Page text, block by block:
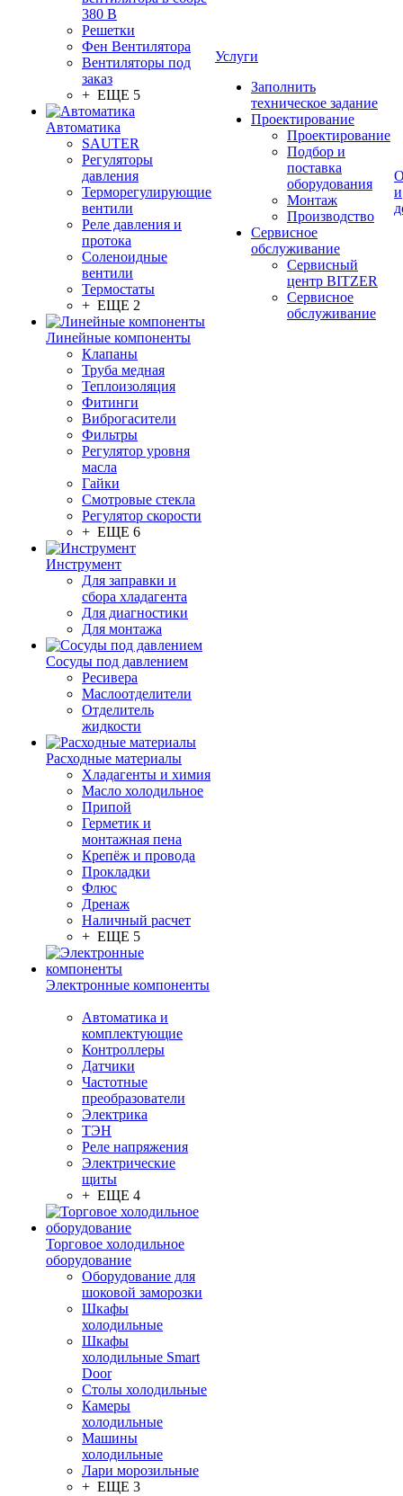
380 В
Решетки
Фен Вентилятора
Вентиляторы под
заказ
+ ЕЩЕ 5
Автоматика
SAUTER
Регуляторы
давления
Терморегулирующие
вентили
Реле давления и
протока
Соленоидные
вентили
Термостаты
+ ЕЩЕ 2
Линейные компоненты
Клапаны
Труба медная
Теплоизоляция
Фитинги
Виброгасители
Фильтры
Регулятор уровня
масла
Гайки
Смотровые стекла
Регулятор скорости
+ ЕЩЕ 6
Инструмент
Для заправки и
сбора хладагента
Для диагностики
Для монтажа
Сосуды под давлением
Ресивера
Маслоотделители
Отделитель
жидкости
Расходные материалы
Хладагенты и химия
Масло холодильное
Припой
Герметик и
монтажная пена
Крепёж и провода
Прокладки
Флюс
Дренаж
Наличный расчет
+ ЕЩЕ 5
Электронные компоненты
Автоматика и
комплектующие
Контроллеры
Датчики
Частотные
преобразователи
Электрика
ТЭН
Реле напряжения
Электрические
щиты
+ ЕЩЕ 4
Торговое холодильное
оборудование
Оборудование для
шоковой заморозки
Шкафы
холодильные
Шкафы
холодильные Smart
Door
Столы холодильные
Камеры
холодильные
Машины
холодильные
Лари морозильные
+ ЕЩЕ 3
Услуги
Заполнить
техническое задание
Проектирование
Проектирование
Подбор и
поставка
оборудования
Монтаж
Производство
Сервисное
обслуживание
Сервисный
центр BITZER
Сервисное
обслуживание
и